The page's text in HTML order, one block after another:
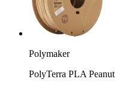
Polymaker
PolyTerra PLA Peanut